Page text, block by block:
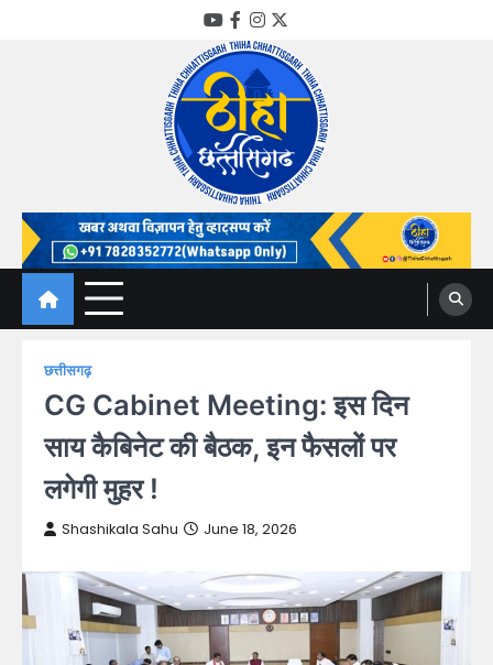
YouTube
Facebook
Instagram
Twitter
Thiha Chhattisgarh
गोठ जन-जन के
छत्तीसगढ़
CG Cabinet Meeting: इस दिन
साय कैबिनेट की बैठक, इन फैसलों पर
लगेगी मुहर !
Shashikala Sahu June 18, 2026